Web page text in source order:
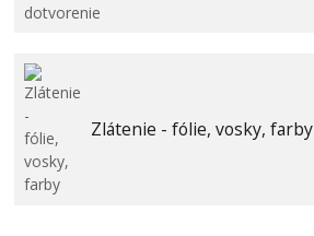
Zlátenie - fólie, vosky, farby